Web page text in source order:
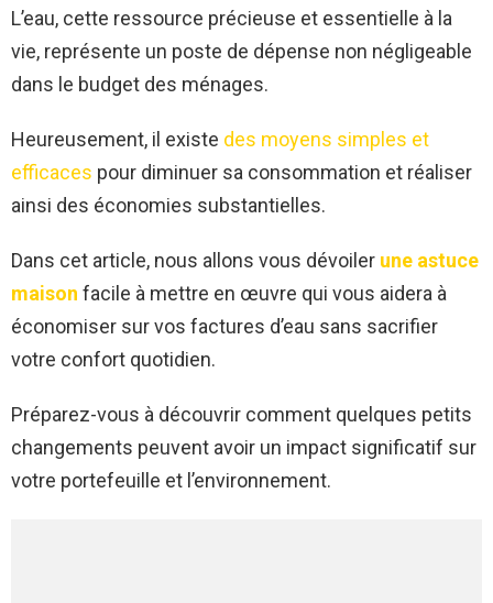
L’eau, cette ressource précieuse et essentielle à la
vie, représente un poste de dépense non négligeable
dans le budget des ménages.
Heureusement, il existe des moyens simples et
efficaces pour diminuer sa consommation et réaliser
ainsi des économies substantielles.
Dans cet article, nous allons vous dévoiler une astuce
maison facile à mettre en œuvre qui vous aidera à
économiser sur vos factures d’eau sans sacrifier
votre confort quotidien.
Préparez-vous à découvrir comment quelques petits
changements peuvent avoir un impact significatif sur
votre portefeuille et l’environnement.